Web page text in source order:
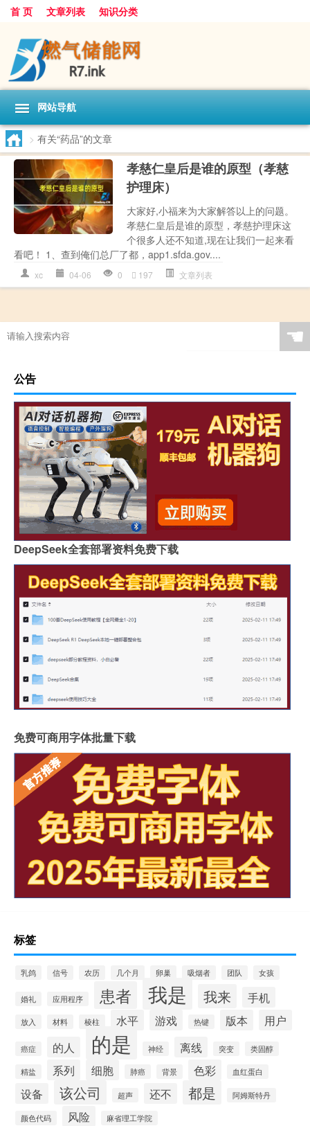
首 页 文章列表 知识分类
网站导航
> 有关“药品”的文章
孝慈仁皇后是谁的原型（孝慈
护理床）
大家好,小福来为大家解答以上的问题。
孝慈仁皇后是谁的原型，孝慈护理床这
个很多人还不知道,现在让我们一起来看
看吧！ 1、查到俺们总厂了都，app1.sfda.gov....
xc 04-06 0 197 文章列表
☚
公告
DeepSeek全套部署资料免费下载
免费可商用字体批量下载
标签
乳鸽 信号 农历 几个月 卵巢 吸烟者 团队 女孩
婚礼 应用程序 患者 我是 我来 手机
放入 材料 棱柱 水平 游戏 热键 版本 用户
癌症 的人 的是 神经 离线 突变 类固醇
精盐 系列 细胞 肺癌 背景 色彩 血红蛋白
设备 该公司 超声 还不 都是 阿姆斯特丹
颜色代码 风险 麻省理工学院